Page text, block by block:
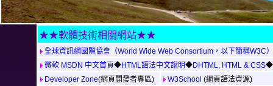
★★軟體技術相關網站★★
全球資訊網國際協會（World Wide Web Consortium，以下簡稱W3C）
微軟 MSDN 中文首頁◆HTML語法中文說明◆DHTML, HTML & CSS◆
Developer Zone(網頁開發者專區) W3School (網頁語法資源)